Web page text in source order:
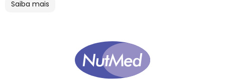
Saiba mais